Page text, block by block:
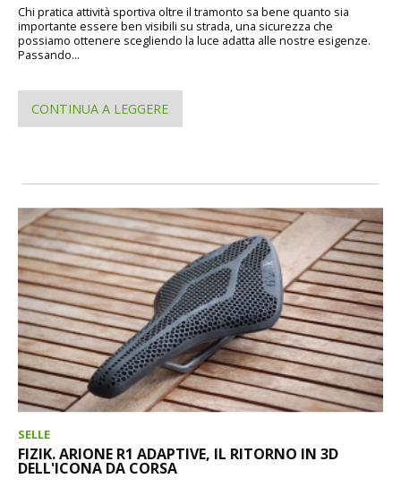
Chi pratica attività sportiva oltre il tramonto sa bene quanto sia
importante essere ben visibili su strada, una sicurezza che
possiamo ottenere scegliendo la luce adatta alle nostre esigenze.
Passando...
CONTINUA A LEGGERE
SELLE
FIZIK. ARIONE R1 ADAPTIVE, IL RITORNO IN 3D
DELL'ICONA DA CORSA